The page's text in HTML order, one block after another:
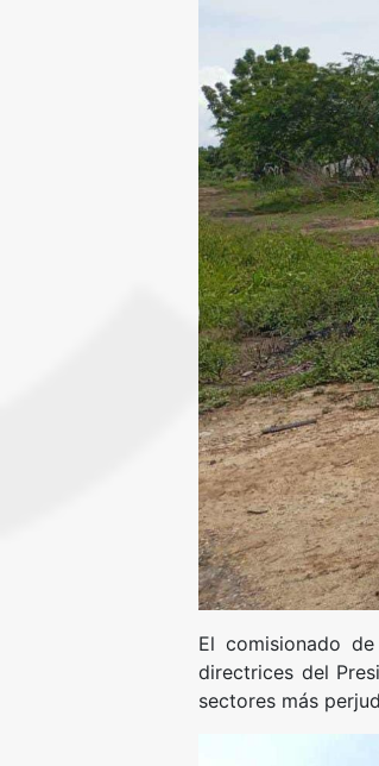
El comisionado
directrices del
sectores más